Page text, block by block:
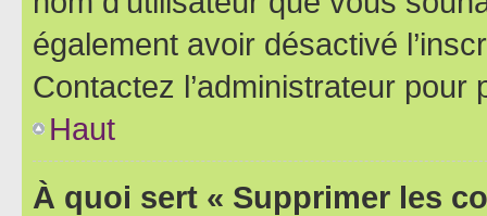
également avoir désactivé
Contactez l’administrateur
Haut
À quoi sert « Supprimer les